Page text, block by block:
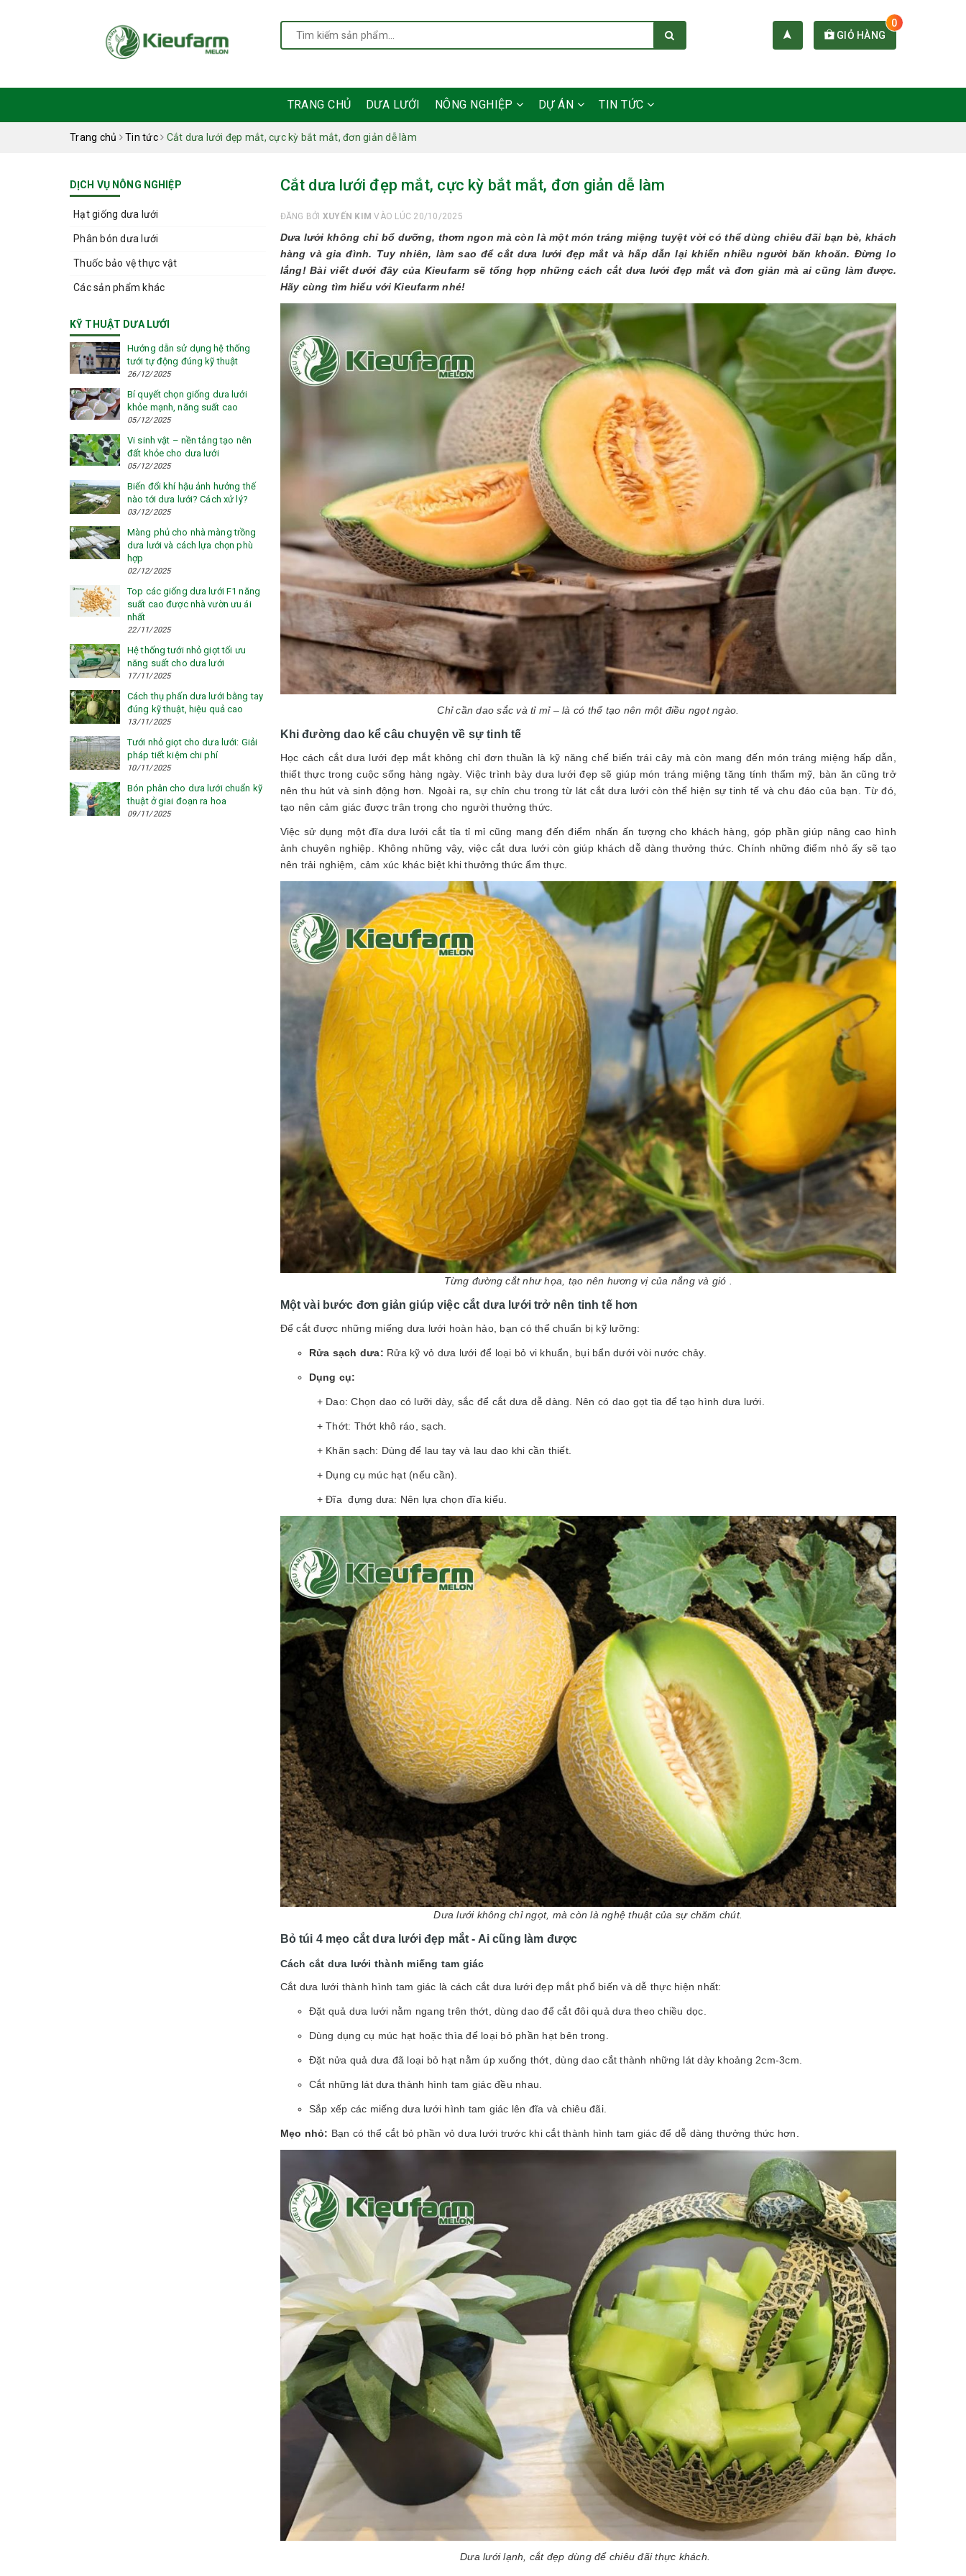
GIỎ HÀNG
0
TRANG CHỦ DƯA LƯỚI NÔNG NGHIỆP DỰ ÁN TIN TỨC
Trang chủ Tin tức Cắt dưa lưới đẹp mắt, cực kỳ bắt mắt, đơn giản dễ làm
Cắt dưa lưới đẹp mắt, cực kỳ bắt mắt, đơn giản dễ làm
ĐĂNG BỞI XUYẾN KIM VÀO LÚC 20/10/2025
Dưa lưới không chỉ bổ dưỡng, thơm ngon mà còn là một món tráng miệng tuyệt vời có thể dùng chiêu đãi bạn bè, khách
hàng và gia đình. Tuy nhiên, làm sao để cắt dưa lưới đẹp mắt và hấp dẫn lại khiến nhiều người băn khoăn. Đừng lo
lắng! Bài viết dưới đây của Kieufarm sẽ tổng hợp những cách cắt dưa lưới đẹp mắt và đơn giản mà ai cũng làm được.
Hãy cùng tìm hiểu với Kieufarm nhé!
Chỉ cần dao sắc và tỉ mỉ – là có thể tạo nên một điều ngọt ngào.
Khi đường dao kể câu chuyện về sự tinh tế
Học cách cắt dưa lưới đẹp mắt không chỉ đơn thuần là kỹ năng chế biến trái cây mà còn mang đến món tráng miệng hấp dẫn,
thiết thực trong cuộc sống hàng ngày. Việc trình bày dưa lưới đẹp sẽ giúp món tráng miệng tăng tính thẩm mỹ, bàn ăn cũng trở
nên thu hút và sinh động hơn. Ngoài ra, sự chỉn chu trong từ lát cắt dưa lưới còn thể hiện sự tinh tế và chu đáo của bạn. Từ đó,
tạo nên cảm giác được trân trọng cho người thưởng thức.
Việc sử dụng một đĩa dưa lưới cắt tỉa tỉ mỉ cũng mang đến điểm nhấn ấn tượng cho khách hàng, góp phần giúp nâng cao hình
ảnh chuyên nghiệp. Không những vậy, việc cắt dưa lưới còn giúp khách dễ dàng thưởng thức. Chính những điểm nhỏ ấy sẽ tạo
nên trải nghiệm, cảm xúc khác biệt khi thưởng thức ẩm thực.
Từng đường cắt như họa, tạo nên hương vị của nắng và gió .
Một vài bước đơn giản giúp việc cắt dưa lưới trở nên tinh tế hơn
Để cắt được những miếng dưa lưới hoàn hảo, bạn có thể chuẩn bị kỹ lưỡng:
Rửa sạch dưa: Rửa kỹ vỏ dưa lưới để loại bỏ vi khuẩn, bụi bẩn dưới vòi nước chảy.
Dụng cụ:
+ Dao: Chọn dao có lưỡi dày, sắc để cắt dưa dễ dàng. Nên có dao gọt tỉa để tạo hình dưa lưới.
+ Thớt: Thớt khô ráo, sạch.
+ Khăn sạch: Dùng để lau tay và lau dao khi cần thiết.
+ Dụng cụ múc hạt (nếu cần).
+ Đĩa đựng dưa: Nên lựa chọn đĩa kiểu.
Dưa lưới không chỉ ngọt, mà còn là nghệ thuật của sự chăm chút.
Bỏ túi 4 mẹo cắt dưa lưới đẹp mắt - Ai cũng làm được
Cách cắt dưa lưới thành miếng tam giác
Cắt dưa lưới thành hình tam giác là cách cắt dưa lưới đẹp mắt phổ biến và dễ thực hiện nhất:
Đặt quả dưa lưới nằm ngang trên thớt, dùng dao để cắt đôi quả dưa theo chiều dọc.
Dùng dụng cụ múc hạt hoặc thìa để loại bỏ phần hạt bên trong.
Đặt nửa quả dưa đã loại bỏ hạt nằm úp xuống thớt, dùng dao cắt thành những lát dày khoảng 2cm-3cm.
Cắt những lát dưa thành hình tam giác đều nhau.
Sắp xếp các miếng dưa lưới hình tam giác lên đĩa và chiêu đãi.
Mẹo nhỏ: Bạn có thể cắt bỏ phần vỏ dưa lưới trước khi cắt thành hình tam giác để dễ dàng thưởng thức hơn.
Dưa lưới lạnh, cắt đẹp dùng để chiêu đãi thực khách.
DỊCH VỤ NÔNG NGHIỆP
Hạt giống dưa lưới
Phân bón dưa lưới
Thuốc bảo vệ thực vật
Các sản phẩm khác
KỸ THUẬT DƯA LƯỚI
Hướng dẫn sử dụng hệ thống
tưới tự động đúng kỹ thuật
26/12/2025
Bí quyết chọn giống dưa lưới
khỏe mạnh, năng suất cao
05/12/2025
Vi sinh vật – nền tảng tạo nên
đất khỏe cho dưa lưới
05/12/2025
Biến đổi khí hậu ảnh hưởng thế
nào tới dưa lưới? Cách xử lý?
03/12/2025
Màng phủ cho nhà màng trồng
dưa lưới và cách lựa chọn phù
hợp
02/12/2025
Top các giống dưa lưới F1 năng
suất cao được nhà vườn ưu ái
nhất
22/11/2025
Hệ thống tưới nhỏ giọt tối ưu
năng suất cho dưa lưới
17/11/2025
Cách thụ phấn dưa lưới bằng tay
đúng kỹ thuật, hiệu quả cao
13/11/2025
Tưới nhỏ giọt cho dưa lưới: Giải
pháp tiết kiệm chi phí
10/11/2025
Bón phân cho dưa lưới chuẩn kỹ
thuật ở giai đoạn ra hoa
09/11/2025